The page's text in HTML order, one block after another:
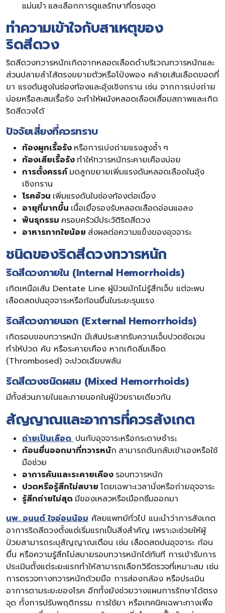
แม่นยำ และเลือกการดูแลรักษาที่ตรงจุด
ทำความเข้าใจกับสาเหตุของ
ริดสีดวง
ริดสีดวงทวารหนักเกิดจากหลอดเลือดดำบริเวณทวารหนักและ
ส่วนปลายลำไส้ตรงขยายตัวหรือโป่งพอง คล้ายเส้นเลือดขอดที่
ขา แรงดันสูงในช่องท้องและอุ้งเชิงกราน เช่น จากการเบ่งถ่าย
บ่อยหรือสะสมเรื้อรัง จะทำให้ผนังหลอดเลือดเสื่อมสภาพและเกิด
ริดสีดวงได้
ปัจจัยเสี่ยงที่ควรทราบ
ท้องผูกเรื้อรัง หรือการเบ่งถ่ายแรงสูงซ้ำ ๆ
ท้องเสียเรื้อรัง ทำให้ทวารหนักระคายเคืองบ่อย
การตั้งครรภ์มดลูกขยายเพิ่มแรงดันหลอดเลือดในอุ้ง
เชิงกราน
โรคอ้วน เพิ่มแรงดันในช่องท้องต่อเนื่อง
อายุที่มากขึ้น เนื้อเยื่อรองรับหลอดเลือดอ่อนแอลง
พันธุกรรม ครอบครัวมีประวัติริดสีดวง
อาหารกากใยน้อย ส่งผลต่อความแข็งของอุจจาระ
ชนิดของริดสีดวงทวารหนัก
ริดสีดวงภายใน (Internal Hemorrhoids)
เกิดเหนือเส้น Dentate Line ผู้ป่วยมักไม่รู้สึกเจ็บ แต่จะพบ
เลือดสดปนอุจจาระหรือก้อนยื่นในระยะรุนแรง
ริดสีดวงภายนอก (External Hemorrhoids)
เกิดรอบขอบทวารหนัก มีเส้นประสาทรับความเจ็บปวดชัดเจน
ทำให้ปวด คัน หรือระคายเคือง หากเกิดลิ่มเลือด
(Thrombosed) จะปวดเฉียบพลัน
ริดสีดวงชนิดผสม (Mixed Hemorrhoids)
มีทั้งส่วนภายในและภายนอกในผู้ป่วยรายเดียวกัน
สัญญาณและอาการที่ควรสังเกต
ถ่ายเป็นเลือด ปนกับอุจจาระหรือกระดาษชำระ
ก้อนยื่นออกมาที่ทวารหนัก สามารถดันกลับเข้าเองหรือใช้
มือช่วย
อาการคันและระคายเคือง รอบทวารหนัก
ปวดหรือรู้สึกไม่สบาย โดยเฉพาะเวลานั่งหรือถ่ายอุจจาระ
รู้สึกถ่ายไม่สุด มีของเหลวหรือเมือกซึมออกมา
นพ. อนนต์ ใจอ่อนน้อม ศัลยแพทย์ทั่วไป แนะนำว่าการสังเกต
อาการริดสีดวงตั้งแต่เริ่มแรกเป็นสิ่งสำคัญ เพราะจะช่วยให้ผู้
ป่วยสามารถระบุสัญญาณเตือน เช่น เลือดสดปนอุจจาระ ก้อน
ยื่น หรือความรู้สึกไม่สบายรอบทวารหนักได้ทันที การเข้ารับการ
ประเมินตั้งแต่ระยะแรกทำให้สามารถเลือกวิธีตรวจที่เหมาะสม เช่น
การตรวจทางทวารหนักด้วยมือ การส่องกล้อง หรือประเมิน
อาการตามระยะของโรค อีกทั้งยังช่วยวางแผนการรักษาได้ตรง
จุด ทั้งการปรับพฤติกรรม การใช้ยา หรือเทคนิคเฉพาะทางเพื่อ